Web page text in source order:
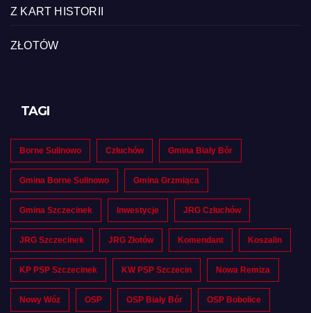
Z KART HISTORII
ZŁOTÓW
TAGI
Borne Sulinowo Człuchów Gmina Biały Bór
Gmina Borne Sulinowo Gmina Grzmiąca
Gmina Szczecinek Inwestycje JRG Człuchów
JRG Szczecinek JRG Złotów Komendant Koszalin
KP PSP Szczecinek KW PSP Szczecin Nowa Remiza
Nowy Wóz OSP OSP Biały Bór OSP Bobolice